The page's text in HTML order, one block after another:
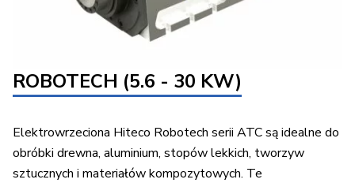
ROBOTECH (5.6 - 30 KW)
Elektrowrzeciona Hiteco Robotech serii ATC są idealne do
obróbki drewna, aluminium, stopów lekkich, tworzyw
sztucznych i materiałów kompozytowych. Te